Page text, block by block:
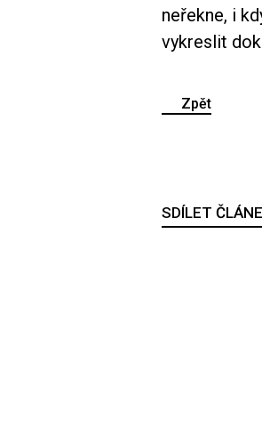
neřekne, i
vykreslit
Zpět
SDÍLET